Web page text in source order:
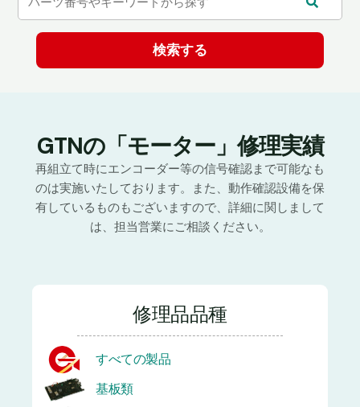
GTNの「モーター」修理実績
再組立て時にエンコーダー等の信号確認まで可能なも
のは実施いたしております。また、動作確認設備を保
有しているものもございますので、詳細に関しまして
は、担当営業にご相談ください。
修理品品種
すべての製品
基板類